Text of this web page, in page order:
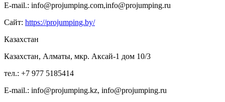
E-mail.: info@projumping.com,info@projumping.ru
Сайт: https://projumping.by/
Казахстан
Казахстан, Алматы, мкр. Аксай-1 дом 10/3
тел.: +7 977 5185414
E-mail.: info@projumping.kz, info@projumping.ru